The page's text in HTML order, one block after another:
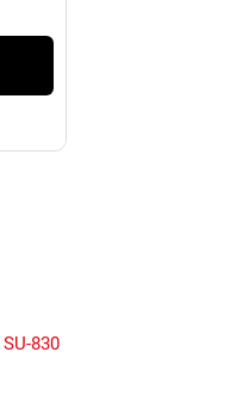
SU-830